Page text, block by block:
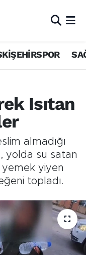
Isıtan
almadığı
yolda su satan
yiyen
topladı.